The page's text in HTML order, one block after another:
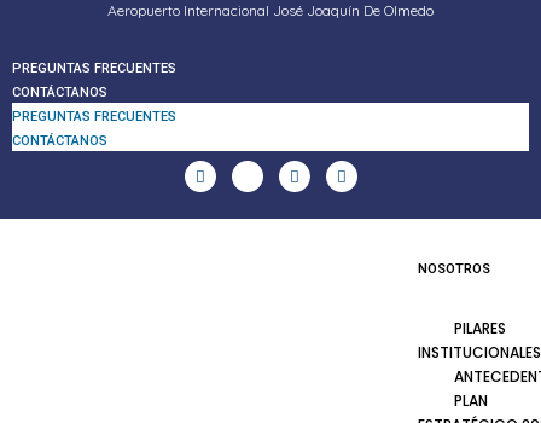
Aeropuerto Internacional José Joaquín De Olmedo
PREGUNTAS FRECUENTES
CONTÁCTANOS
PREGUNTAS FRECUENTES
CONTÁCTANOS
NOSOTROS
PILARES
INSTITUCIONALES
PLAN